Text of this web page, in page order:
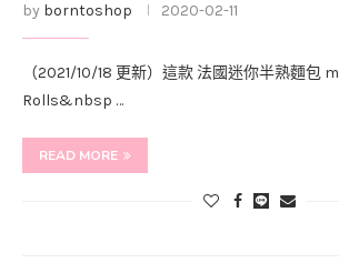
by borntoshop 2020-02-11
（2021/10/18 更新）這款 法國迷你半熟麵包
Rolls&nbsp …
READ MORE